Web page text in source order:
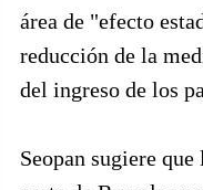
área de "efecto
reducción de la
del ingreso de los
Seopan sugiere